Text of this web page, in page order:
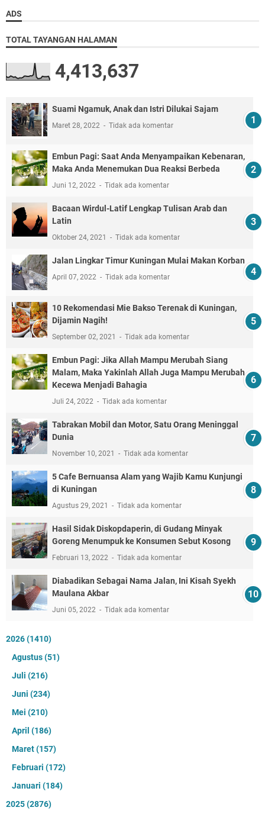
ADS
TOTAL TAYANGAN HALAMAN
4,413,637
Suami Ngamuk, Anak dan Istri Dilukai Sajam
Maret 28, 2022 Tidak ada komentar
Embun Pagi: Saat Anda Menyampaikan Kebenaran,
Maka Anda Menemukan Dua Reaksi Berbeda
Juni 12, 2022 Tidak ada komentar
Bacaan Wirdul-Latif Lengkap Tulisan Arab dan
Latin
Oktober 24, 2021 Tidak ada komentar
Jalan Lingkar Timur Kuningan Mulai Makan Korban
April 07, 2022 Tidak ada komentar
10 Rekomendasi Mie Bakso Terenak di Kuningan,
Dijamin Nagih!
September 02, 2021 Tidak ada komentar
Embun Pagi: Jika Allah Mampu Merubah Siang
Malam, Maka Yakinlah Allah Juga Mampu Merubah
Kecewa Menjadi Bahagia
Juli 24, 2022 Tidak ada komentar
Tabrakan Mobil dan Motor, Satu Orang Meninggal
Dunia
November 10, 2021 Tidak ada komentar
5 Cafe Bernuansa Alam yang Wajib Kamu Kunjungi
di Kuningan
Agustus 29, 2021 Tidak ada komentar
Hasil Sidak Diskopdaperin, di Gudang Minyak
Goreng Menumpuk ke Konsumen Sebut Kosong
Februari 13, 2022 Tidak ada komentar
Diabadikan Sebagai Nama Jalan, Ini Kisah Syekh
Maulana Akbar
Juni 05, 2022 Tidak ada komentar
2026(1410)
Agustus(51)
Juli (216)
Juni (234)
Mei (210)
April (186)
Maret(157)
Februari (172)
Januari (184)
2025(2876)